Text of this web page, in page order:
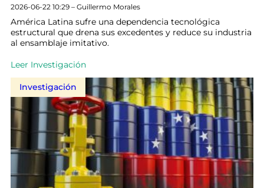
2026-06-22 10:29 – Guillermo Morales
América Latina sufre una dependencia tecnológica
estructural que drena sus excedentes y reduce su industria
al ensamblaje imitativo.
Leer Investigación
Investigación